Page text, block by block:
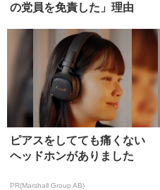
の党員を免責した」理由
ピアスをしてても痛くない
ヘッドホンがありました
PR(Marshall Group AB)